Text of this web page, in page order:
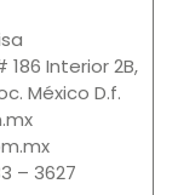
Interior 2B,
México D.f.
– 3627